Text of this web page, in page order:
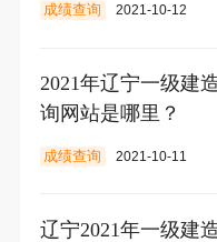
成绩查询 2021-10-12
2021年辽宁一级建
询网站是哪里？
成绩查询 2021-10-11
辽宁2021年一级建